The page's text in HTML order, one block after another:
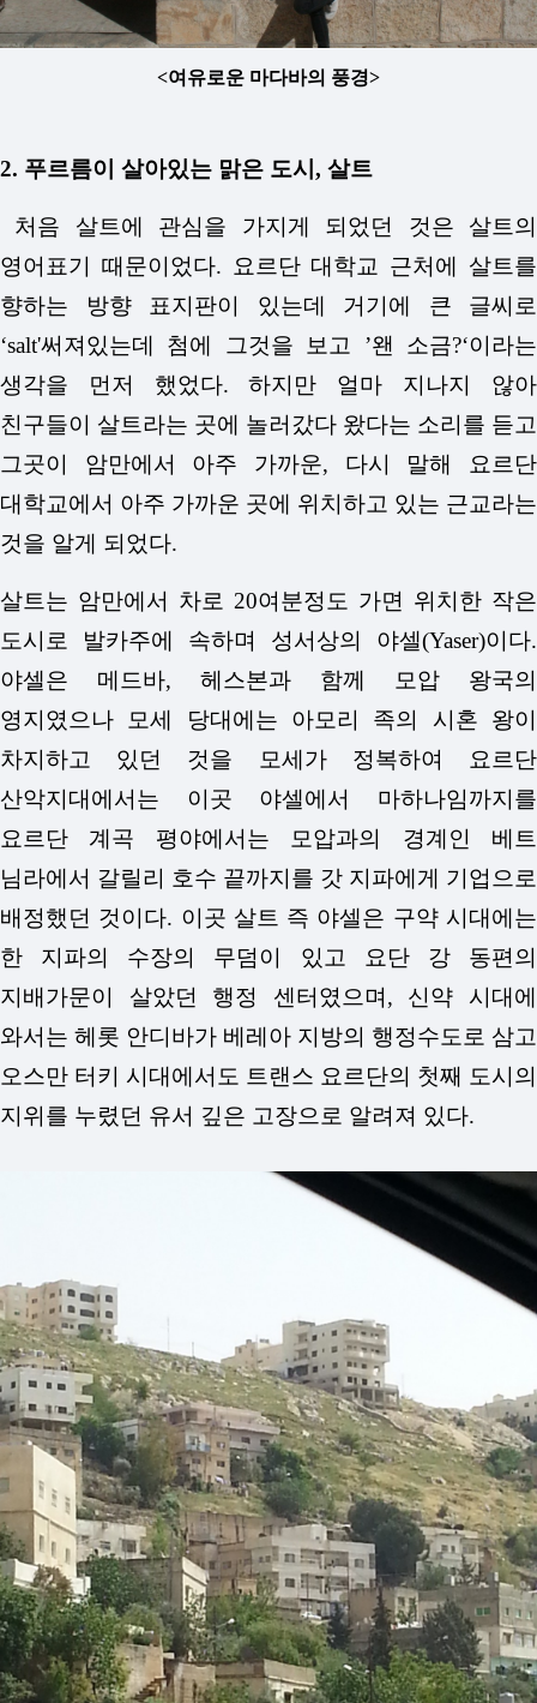
<여유로운 마다바의 풍경>
2. 푸르름이 살아있는 맑은 도시, 살트
처음 살트에 관심을 가지게 되었던 것은 살트의
영어표기 때문이었다. 요르단 대학교 근처에 살트를
향하는 방향 표지판이 있는데 거기에 큰 글씨로
‘salt'써져있는데 첨에 그것을 보고 ’왠 소금?‘이라는
생각을 먼저 했었다. 하지만 얼마 지나지 않아
친구들이 살트라는 곳에 놀러갔다 왔다는 소리를 듣고
그곳이 암만에서 아주 가까운, 다시 말해 요르단
대학교에서 아주 가까운 곳에 위치하고 있는 근교라는
것을 알게 되었다.
살트는 암만에서 차로 20여분정도 가면 위치한 작은
도시로 발카주에 속하며 성서상의 야셀(Yaser)이다.
야셀은 메드바, 헤스본과 함께 모압 왕국의
영지였으나 모세 당대에는 아모리 족의 시혼 왕이
차지하고 있던 것을 모세가 정복하여 요르단
산악지대에서는 이곳 야셀에서 마하나임까지를
요르단 계곡 평야에서는 모압과의 경계인 베트
님라에서 갈릴리 호수 끝까지를 갓 지파에게 기업으로
배정했던 것이다. 이곳 살트 즉 야셀은 구약 시대에는
한 지파의 수장의 무덤이 있고 요단 강 동편의
지배가문이 살았던 행정 센터였으며, 신약 시대에
와서는 헤롯 안디바가 베레아 지방의 행정수도로 삼고
오스만 터키 시대에서도 트랜스 요르단의 첫째 도시의
지위를 누렸던 유서 깊은 고장으로 알려져 있다.